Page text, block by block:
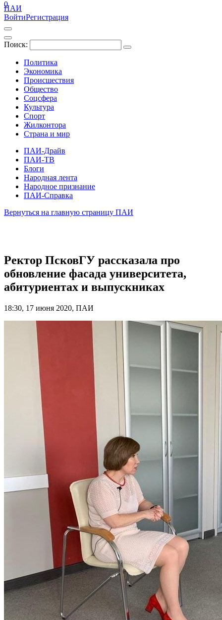
ПАИ
ВойтиРегистрация
Поиск:
Политика
Экономика
Происшествия
Общество
Соцсфера
Культура
Спорт
Жилконтора
Страна и мир
ПАИ-Драйв
ПАИ-ТВ
Блоги
Народная лента
Народное признание
ПАИ-Справка
0
Вернуться на главную страницу ПАИ
Ректор ПсковГУ рассказала про
обновление фасада университета,
абитуриентах и выпускниках
18:30, 17 июня 2020, ПАИ